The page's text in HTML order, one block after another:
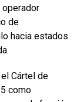
de
hacia estados
Cártel de
como